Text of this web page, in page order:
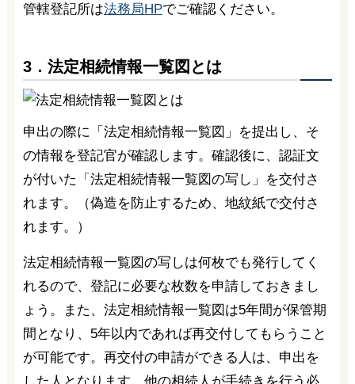
管轄登記所は法務局HPでご確認ください。
3．法定相続情報一覧図とは
申出の際に「法定相続情報一覧図」を提出し、そ
の情報を登記官が確認します。確認後に、認証文
が付いた「法定相続情報一覧図の写し」を交付さ
れます。（偽造を防止するため、地紋紙で交付さ
れます。）
法定相続情報一覧図の写しは何枚でも発行してく
れるので、登記に必要な枚数を申請しておきまし
ょう。また、法定相続情報一覧図は5年間が保管期
間となり、5年以内であれば再交付してもらうこと
が可能です。再交付の申請ができる人は、申出を